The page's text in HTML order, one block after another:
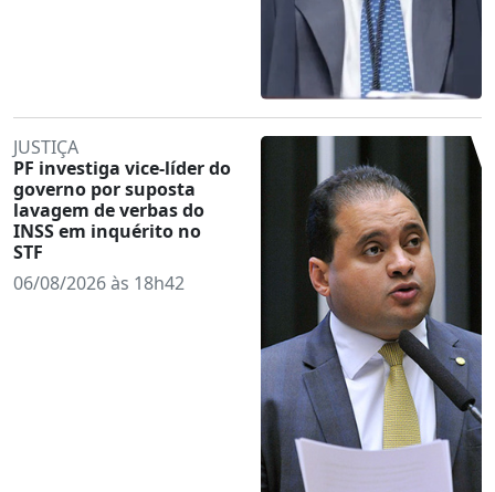
JUSTIÇA
PF investiga vice-líder do
governo por suposta
lavagem de verbas do
INSS em inquérito no
STF
06/08/2026 às 18h42